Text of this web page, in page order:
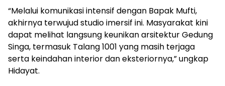
“Melalui komunikasi intensif dengan Bapak Mufti,
akhirnya terwujud studio imersif ini. Masyarakat kini
dapat melihat langsung keunikan arsitektur Gedung
Singa, termasuk Talang 1001 yang masih terjaga
serta keindahan interior dan eksteriornya,” ungkap
Hidayat.